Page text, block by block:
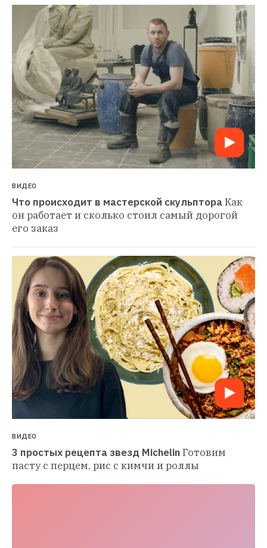
ВИДЕО
Что происходит в мастерской скульптораКак
он работает и сколько стоил самый дорогой
его заказ
ВИДЕО
3 простых рецепта звезд MichelinГотовим
пасту с перцем, рис с кимчи и роллы